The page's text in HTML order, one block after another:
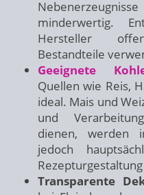
minderwertig.
Hersteller
Bestandteile
Geeignete
Quellen wie Reis,
ideal. Mais und
und
dienen, werden
jedoch
Transparente